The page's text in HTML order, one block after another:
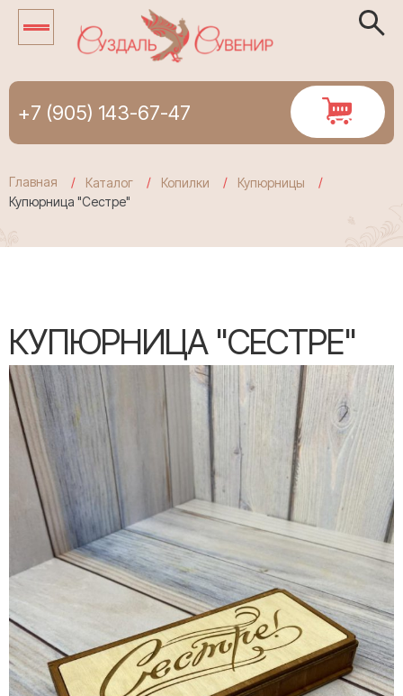
+7 (905) 143-67-47
Главная Каталог Копилки
Купюрницы
Купюрница "Сестре"
КУПЮРНИЦА "СЕСТРЕ"